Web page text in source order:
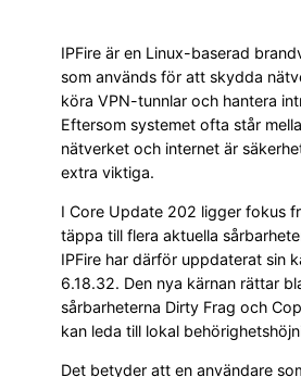
IPFire är en Linux-baserad
som används för att skydda
köra VPN-tunnlar och hantera
Eftersom systemet ofta står
nätverket och internet är
extra viktiga.
I Core Update 202 ligger fokus
täppa till flera aktuella
IPFire har därför uppdaterat sin
6.18.32. Den nya kärnan rättar
sårbarheterna Dirty Frag och
kan leda till lokal
Det betyder att en användare